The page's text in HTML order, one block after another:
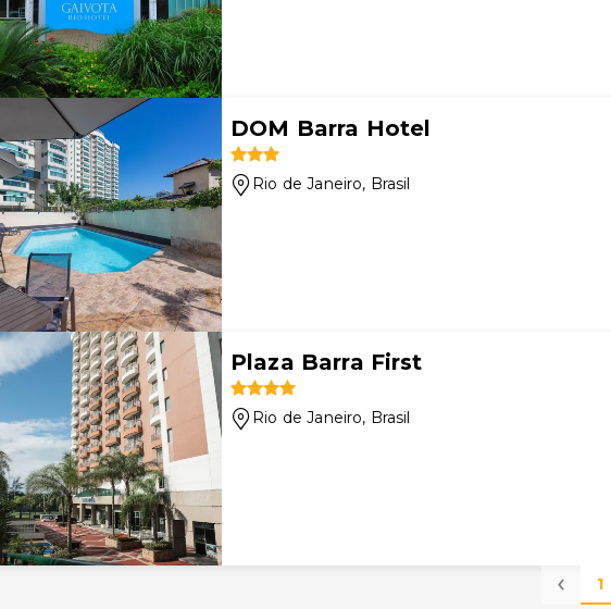
DOM Barra Hotel
Rio de Janeiro, Brasil
Plaza Barra First
Rio de Janeiro, Brasil
1